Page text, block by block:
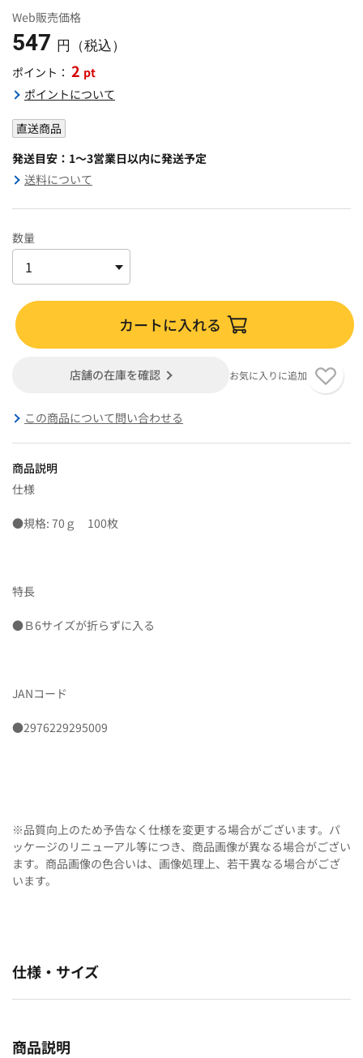
Web販売価格
547 円（税込）
ポイント： 2 pt
ポイントについて
直送商品
発送目安：1～3営業日以内に発送予定
送料について
数量
カートに入れる
店舗の在庫を確認 お気に入りに追加
この商品について問い合わせる
商品説明
仕様
●規格: 70ｇ 100枚
特長
●Ｂ6サイズが折らずに入る
JANコード
●2976229295009
※品質向上のため予告なく仕様を変更する場合がございます。パ
ッケージのリニューアル等につき、商品画像が異なる場合がござい
ます。商品画像の色合いは、画像処理上、若干異なる場合がござ
います。
仕様・サイズ
商品説明